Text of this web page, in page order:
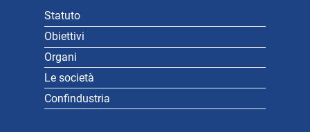
Statuto
Obiettivi
Organi
Le società
Confindustria